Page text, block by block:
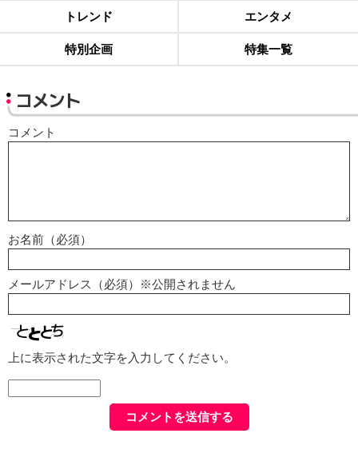
トレンド エンタメ
特別企画 特集一覧
コメント
コメント
お名前（必須）
メールアドレス（必須）※公開されません
上に表示された文字を入力してください。